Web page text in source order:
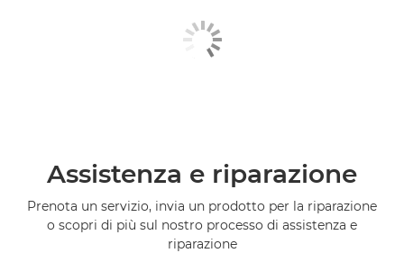
Assistenza e riparazione
Prenota un servizio, invia un prodotto per la riparazione
o scopri di più sul nostro processo di assistenza e
riparazione